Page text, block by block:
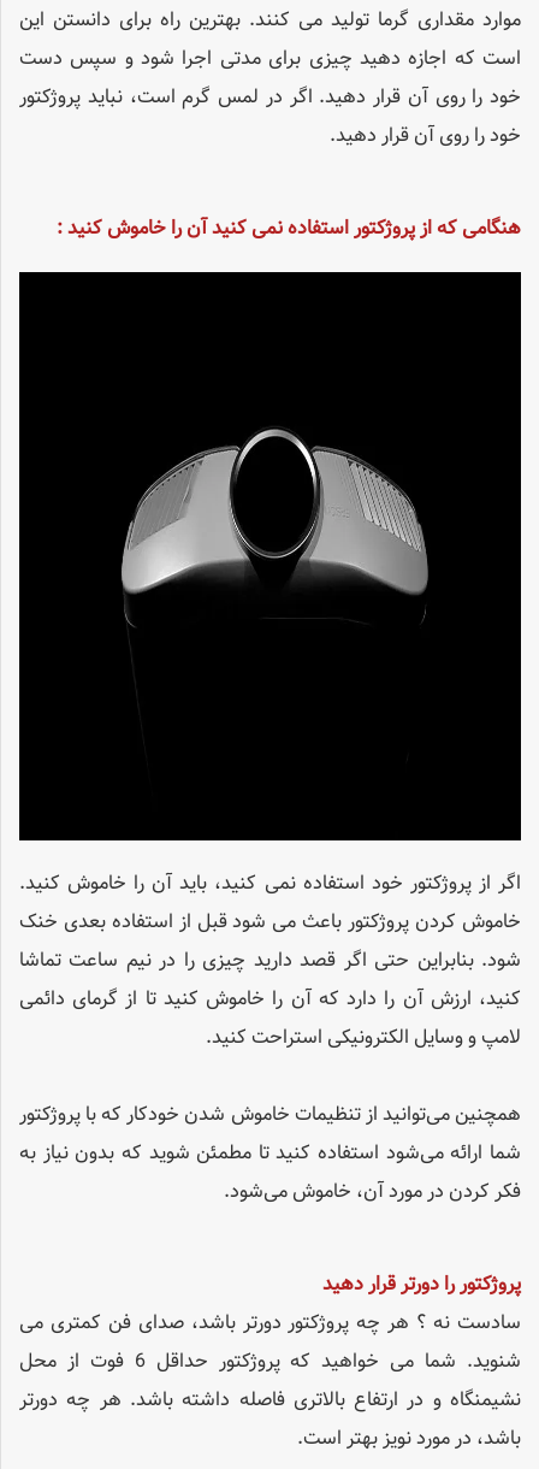
موارد مقداری گرما تولید می کنند. بهترین راه برای دانستن این
است که اجازه دهید چیزی برای مدتی اجرا شود و سپس دست
خود را روی آن قرار دهید. اگر در لمس گرم است، نباید پروژکتور
خود را روی آن قرار دهید.
هنگامی که از پروژکتور استفاده نمی کنید آن را خاموش کنید :
اگر از پروژکتور خود استفاده نمی کنید، باید آن را خاموش کنید.
خاموش کردن پروژکتور باعث می شود قبل از استفاده بعدی خنک
شود. بنابراین حتی اگر قصد دارید چیزی را در نیم ساعت تماشا
کنید، ارزش آن را دارد که آن را خاموش کنید تا از گرمای دائمی
لامپ و وسایل الکترونیکی استراحت کنید.
همچنین می‌توانید از تنظیمات خاموش شدن خودکار که با پروژکتور
شما ارائه می‌شود استفاده کنید تا مطمئن شوید که بدون نیاز به
فکر کردن در مورد آن، خاموش می‌شود.
پروژکتور را دورتر قرار دهید
سادست نه ؟ هر چه پروژکتور دورتر باشد، صدای فن کمتری می
شنوید. شما می خواهید که پروژکتور حداقل 6 فوت از محل
نشیمنگاه و در ارتفاع بالاتری فاصله داشته باشد. هر چه دورتر
باشد، در مورد نویز بهتر است.